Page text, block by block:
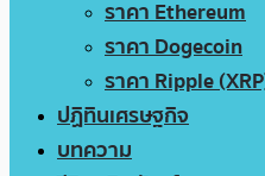
ราคา Ethereum
ราคา Dogecoin
ราคา Ripple
ปฏิทินเศรษฐกิจ
บทความ